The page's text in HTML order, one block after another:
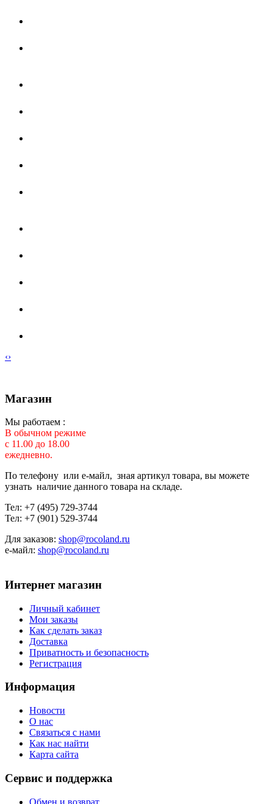
‹›
Магазин
Мы работаем :
В обычном режиме
с 11.00 до 18.00
ежедневно.
По телефону или е-майл, зная артикул товара, вы можете
узнать наличие данного товара на складе.
Тел: +7 (495) 729-3744
Тел: +7 (901) 529-3744
Для заказов: shop@rocoland.ru
е-майл: shop@rocoland.ru
Интернет магазин
Личный кабинет
Мои заказы
Как сделать заказ
Доставка
Приватность и безопасность
Регистрация
Информация
Новости
О нас
Связаться с нами
Как нас найти
Карта сайта
Сервис и поддержка
Обмен и возврат